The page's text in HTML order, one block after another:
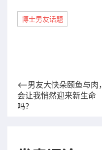
博士男友话题
⟵男友大快朵颐鱼与肉，
会让我悄然迎来新生命
吗？